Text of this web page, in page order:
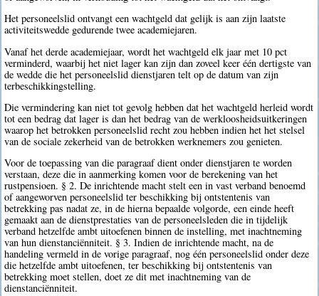
Het personeelslid ontvangt een wachtgeld dat gelijk is aan zijn laatste
activiteitswedde gedurende twee academiejaren.
Vanaf het derde academiejaar, wordt het wachtgeld elk jaar met 10 pct
verminderd, waarbij het niet lager kan zijn dan zoveel keer één dertigste van
de wedde die het personeelslid dienstjaren telt op de datum van zijn
terbeschikkingstelling.
Die vermindering kan niet tot gevolg hebben dat het wachtgeld herleid wordt
tot een bedrag dat lager is dan het bedrag van de werkloosheidsuitkeringen
waarop het betrokken personeelslid recht zou hebben indien het het stelsel
van de sociale zekerheid van de betrokken werknemers zou genieten.
Voor de toepassing van die paragraaf dient onder dienstjaren te worden
verstaan, deze die in aanmerking komen voor de berekening van het
rustpensioen. § 2. De inrichtende macht stelt een in vast verband benoemd
of aangeworven personeelslid ter beschikking bij ontstentenis van
betrekking pas nadat ze, in de hierna bepaalde volgorde, een einde heeft
gemaakt aan de dienstprestaties van de personeelsleden die in tijdelijk
verband hetzelfde ambt uitoefenen binnen de instelling, met inachtneming
van hun dienstanciënniteit. § 3. Indien de inrichtende macht, na de
handeling vermeld in de vorige paragraaf, nog één personeelslid onder deze
die hetzelfde ambt uitoefenen, ter beschikking bij ontstentenis van
betrekking moet stellen, doet ze dit met inachtneming van de
dienstanciënniteit.